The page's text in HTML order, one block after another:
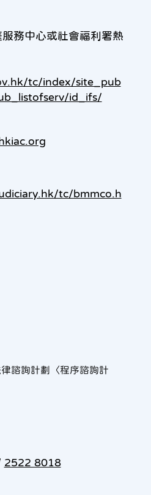
務中心或社會福利署熱
tc/index/site_pub
id_ifs/
tc/bmmco.h
諮詢計劃〈程序諮詢計
2522 8018